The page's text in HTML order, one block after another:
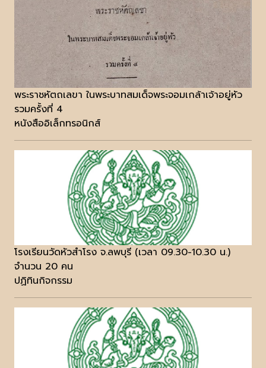
พระราชหัตถเลขา ในพระบาทสมเด็จพระจอมเกล้าเจ้าอยู่หัว
รวมครั้งที่ 4
หนังสืออิเล็กทรอนิกส์
โรงเรียนวัดหัวสำโรง จ.ลพบุรี (เวลา 09.30-10.30 น.)
จำนวน 20 คน
ปฏิทินกิจกรรม